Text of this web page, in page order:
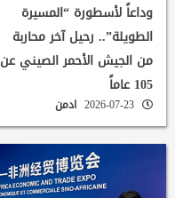
وداعاً لأسطورة “المسيرة
الطويلة”.. رحيل آخر محاربة
من الجيش الأحمر الصيني عن
105 عاماً
ادمن